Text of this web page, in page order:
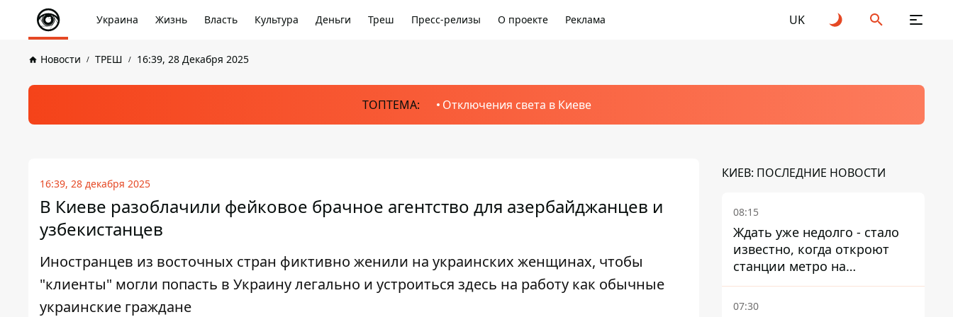
Украина Жизнь Власть Культура Деньги Треш Пресс-релизы О проекте Реклама UK
Новости ТРЕШ 16:39, 28 Декабря 2025
ТОПТЕМА: Отключения света в Киеве
16:39, 28 декабря 2025
В Киеве разоблачили фейковое брачное агентство для азербайджанцев и
узбекистанцев
Иностранцев из восточных стран фиктивно женили на украинских женщинах, чтобы
"клиенты" могли попасть в Украину легально и устроиться здесь на работу как обычные
украинские граждане
КИЕВ: ПОСЛЕДНИЕ НОВОСТИ
08:15
Ждать уже недолго - стало
известно, когда откроют
станции метро на
Виноградаре
07:30